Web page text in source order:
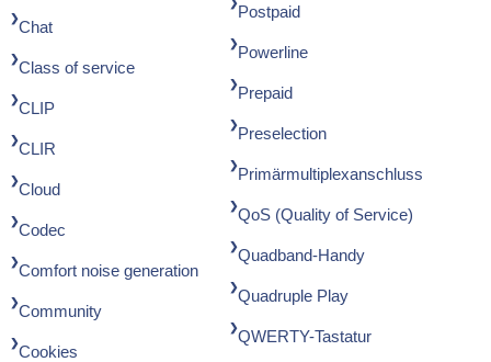
Chat
Class of service
CLIP
CLIR
Cloud
Codec
Comfort noise generation
Community
Cookies
Postpaid
Powerline
Prepaid
Preselection
Primärmultiplexanschluss
QoS (Quality of Service)
Quadband-Handy
Quadruple Play
QWERTY-Tastatur